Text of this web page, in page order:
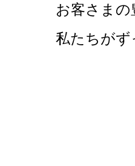
お客さま
私たちがず